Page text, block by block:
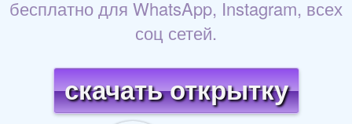
бесплатно для WhatsApp, Instagram, всех
соц сетей.
скачать открытку